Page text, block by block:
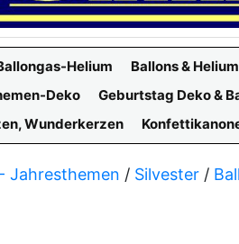
Helium Ballons &
Deko Geburtstag Deko &
Wunderkerzen
Jahresthemen / Silvester /